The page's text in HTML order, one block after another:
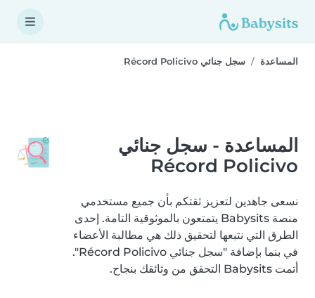
المساعدة سجل جنائي Récord Policivo
المساعدة - سجل جنائي
Récord Policivo
نسعى جاهدين لتعزيز ثقتكم بأن جميع مستخدمي
منصة Babysits يتمتعون بالموثوقية التامة. إحدى
الطرق التي نتبعها لتحقيق ذلك هي مطالبة الأعضاء
في بنما بإضافة "سجل جنائي Récord Policivo".
أتمت Babysits التحقق من وثائقك بنجاح.